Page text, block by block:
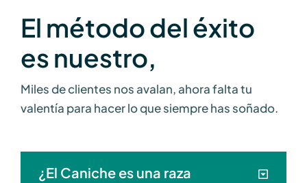
El método del éxito
es nuestro,
Miles de clientes nos avalan, ahora falta tu
valentía para hacer lo que siempre has soñado.
¿El Caniche es una raza